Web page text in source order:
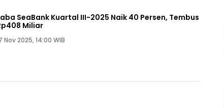
SeaBank Kuartal III-2025 Naik 40 Persen, Tembus
Miliar
Nov 2025, 14:00 WIB